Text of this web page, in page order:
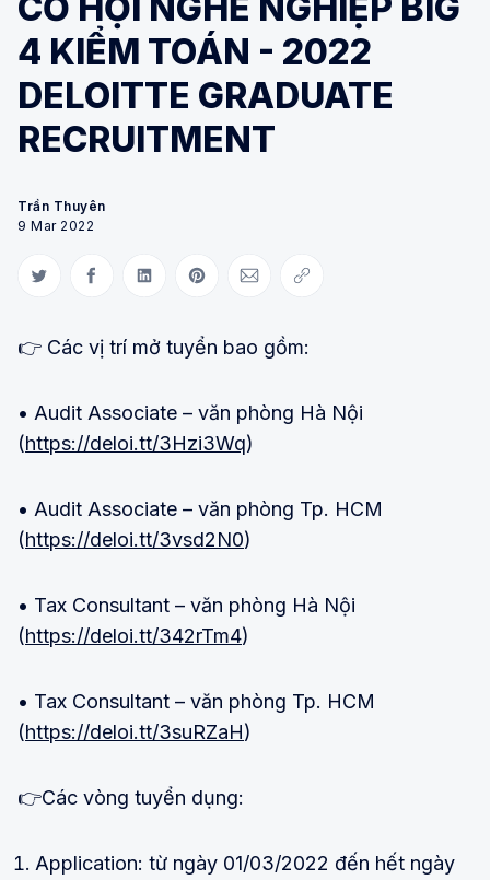
4 KIỂM TOÁN - 2022
DELOITTE GRADUATE
RECRUITMENT
Trần Thuyên
9 Mar 2022
Share on Twitter
Share on Facebook
Share on LinkedIn
Share on Pinterest
Share via Email
Copy link
👉 Các vị trí mở tuyển bao gồm:
• Audit Associate – văn phòng Hà Nội
(https://deloi.tt/3Hzi3Wq)
• Audit Associate – văn phòng Tp. HCM
(https://deloi.tt/3vsd2N0)
• Tax Consultant – văn phòng Hà Nội
(https://deloi.tt/342rTm4)
• Tax Consultant – văn phòng Tp. HCM
(https://deloi.tt/3suRZaH)
👉Các vòng tuyển dụng:
Application: từ ngày 01/03/2022 đến hết ngày